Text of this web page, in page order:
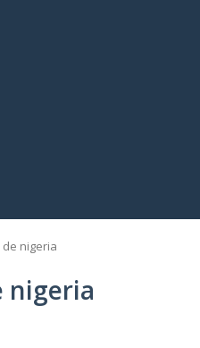
nigeria
nigeria